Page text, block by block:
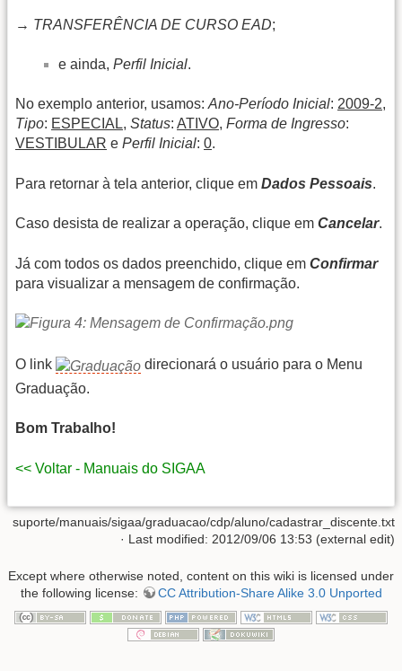
→ TRANSFERÊNCIA DE CURSO EAD;
e ainda, Perfil Inicial.
No exemplo anterior, usamos: Ano-Período Inicial: 2009-2,
Tipo: ESPECIAL, Status: ATIVO, Forma de Ingresso:
VESTIBULAR e Perfil Inicial: 0.
Para retornar à tela anterior, clique em Dados Pessoais.
Caso desista de realizar a operação, clique em Cancelar.
Já com todos os dados preenchido, clique em Confirmar
para visualizar a mensagem de confirmação.
O link
direcionará o usuário para o Menu
Graduação.
Bom Trabalho!
<< Voltar - Manuais do SIGAA
suporte/manuais/sigaa/graduacao/cdp/aluno/cadastrar_discente.txt
· Last modified: 2012/09/06 13:53 (external edit)
Except where otherwise noted, content on this wiki is licensed under
the following license:
CC Attribution-Share Alike 3.0 Unported